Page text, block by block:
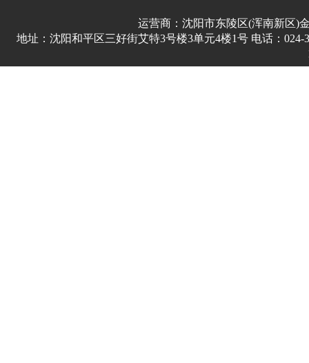
运营商：沈阳市东陵区(浑南新区)
地址：沈阳和平区三好街艾特3号楼3单元4楼1号 电话：024-